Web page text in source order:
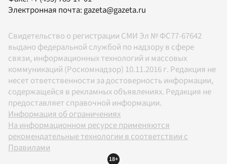
Электронная почта:gazeta@gazeta.ru
Свидетельство о регистрации СМИ Эл № ФС77-67642
выдано федеральной службой по надзору в сфере
связи, информационных технологий и массовых
коммуникаций (Роскомнадзор) 10.11.2016 г. Редакция не
несет ответственности за достоверность информации,
содержащейся в рекламных объявлениях. Редакция не
предоставляет справочной информации.
Информация об ограничениях
На информационном ресурсе применяются
рекомендательные технологии в соответствии с
Правилами
18+